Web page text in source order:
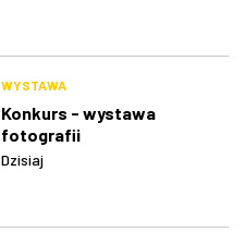
WYSTAWA
Konkurs - wystawa
fotografii
Dzisiaj